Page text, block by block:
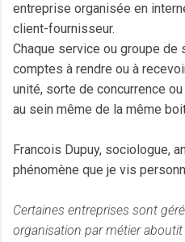
entreprise organisée en
client-fournisseur.
Chaque service ou groupe de
comptes à rendre ou à
unité, sorte de concurrence
au sein même de la même
Francois Dupuy, sociologue,
phénomène que je vis
Certaines entreprises sont
organisation par métier